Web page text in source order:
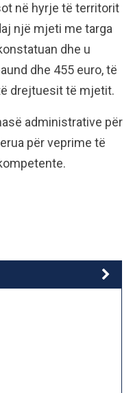
në hyrje të territorit
një mjeti me targa
dhe u
dhe 455 euro, të
drejtuesit të mjetit.
administrative për
për veprime të